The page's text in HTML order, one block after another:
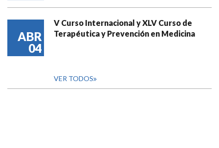
ABR
04
V Curso Internacional y XLV Curso de
Terapéutica y Prevención en Medicina
VER TODOS